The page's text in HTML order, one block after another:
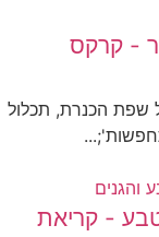
- קרקס
שפת הכנרת, תכלול
- קריאת